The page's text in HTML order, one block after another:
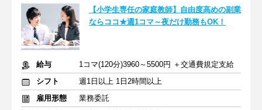
【小学生専任の家庭教師】自由度高めの副業
ならココ★週1コマ～夜だけ勤務もOK！
給与
1コマ(120分)3960～5500円 ＋交通費規定支給
シフト
週1日以上 1日2時間以上
雇用形態
業務委託